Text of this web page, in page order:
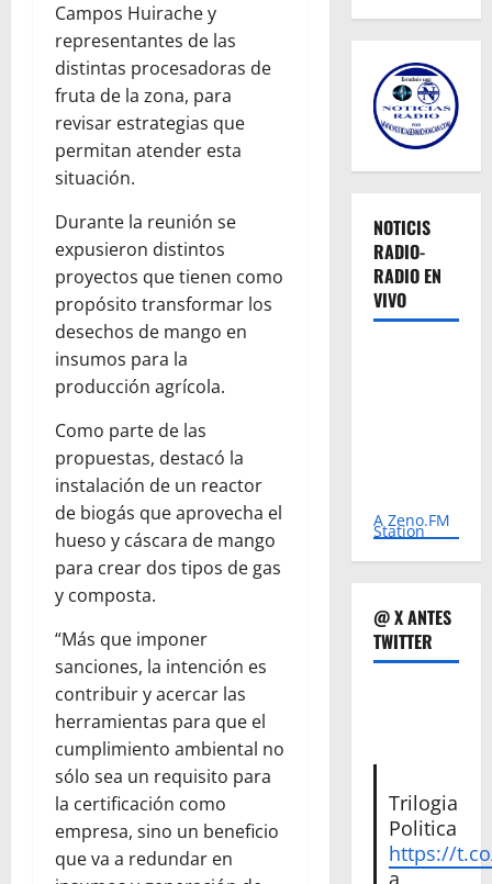
Campos Huirache y
representantes de las
distintas procesadoras de
fruta de la zona, para
revisar estrategias que
permitan atender esta
situación.
Durante la reunión se
expusieron distintos
proyectos que tienen como
propósito transformar los
desechos de mango en
insumos para la
producción agrícola.
Como parte de las
propuestas, destacó la
instalación de un reactor
de biogás que aprovecha el
hueso y cáscara de mango
para crear dos tipos de gas
y composta.
“Más que imponer
sanciones, la intención es
contribuir y acercar las
herramientas para que el
cumplimiento ambiental no
sólo sea un requisito para
la certificación como
empresa, sino un beneficio
que va a redundar en
NOTICIS
RADIO-
RADIO EN
VIVO
A Zeno.FM
Station
@ X ANTES
TWITTER
Trilogia
Politica
https://